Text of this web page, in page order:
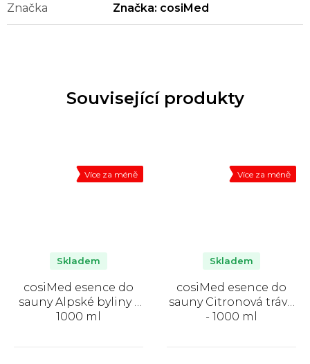
Související produkty
Více za méně
cosiMed esence do
sauny Alpské byliny -
1000 ml
Skladem
Více za méně
cosiMed esence do
sauny Citronová tráva
- 1000 ml
Skladem
Značka Značka: cosiMed